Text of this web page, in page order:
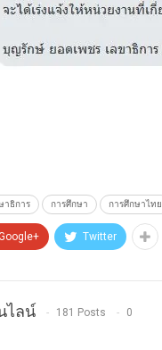
าธิการ การศึกษา การศึกษาไทย
Twitter
ไลน์ 181 Posts
0